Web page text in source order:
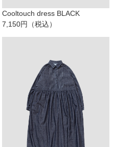
Cooltouch dress BLACK
7,150円（税込）